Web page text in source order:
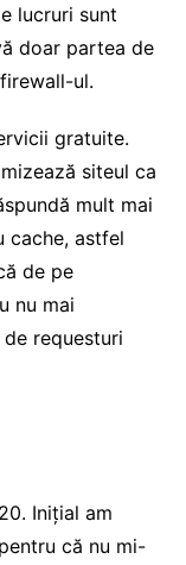
lucruri sunt
doar partea de
ul.
gratuite.
siteul ca
mult mai
cache, astfel
de pe
nu mai
requesturi
Inițial am
că nu mi-